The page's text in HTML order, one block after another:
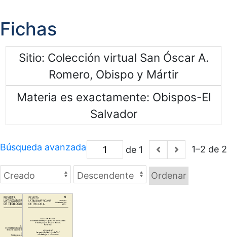
Fichas
Sitio Colección virtual San Óscar A.
Romero, Obispo y Mártir
Materia es exactamente Obispos-El
Salvador
de 1 1–2 de 2
Búsqueda avanzada
Ordenar